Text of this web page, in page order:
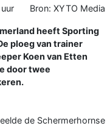
Bron: XYTO Media
heeft Sporting
ploeg van trainer
Koen van Etten
door twee
de Schermerhornse